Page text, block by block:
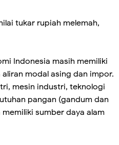
tukar rupiah melemah,
Indonesia masih memiliki
modal asing dan impor.
mesin industri, teknologi
pangan (gandum dan
sumber daya alam